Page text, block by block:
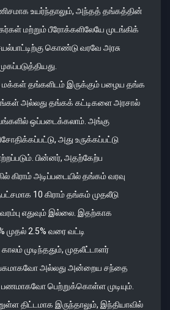
உயர்ந்தாலும், அந்தத் தங்கத்தின்
மற்றும் பீரோக்களிலேயே முடங்கிக்
கொண்டு வரவே அரசு
தங்களிடம் இருக்கும் பழைய தங்க
அல்லது தங்கக் கட்டிகளை அரசால்
ஒப்படைக்கலாம். அங்கு
அது உருக்கப்பட்டு
பின்னர், அதற்கேற்ப
கிராம் அடிப்படையில் தங்கம் வரவு
10 கிராம் தங்கம் முதலீடு
எதுவும் இல்லை. இதற்காக
முதல் 2.5% வரை வட்டி
முடிந்ததும், முதலீட்டாளர்
அல்லது அன்றைய சந்தை
பெற்றுக்கொள்ள முடியும்.
திட்டமாக இருந்தாலும், இந்தியாவில்